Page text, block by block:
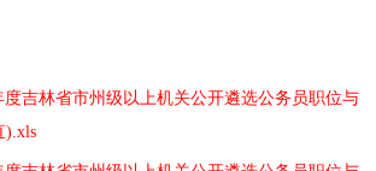
吉林省市州级以上机关公开遴选公务员职位与
).xls